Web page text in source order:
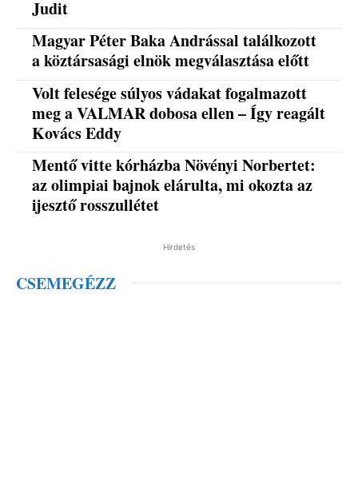
Judit
Magyar Péter Baka Andrással találkozott
a köztársasági elnök megválasztása előtt
Volt felesége súlyos vádakat fogalmazott
meg a VALMAR dobosa ellen – Így reagált
Kovács Eddy
Mentő vitte kórházba Növényi Norbertet:
az olimpiai bajnok elárulta, mi okozta az
ijesztő rosszullétet
Hirdetés
CSEMEGÉZZ